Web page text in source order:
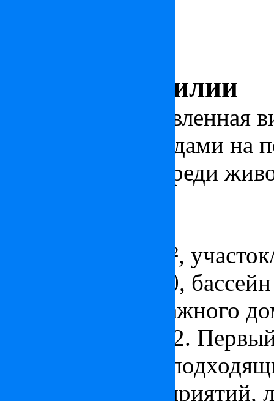
Вилла в Версилии
Полностью обновленная
панорамными видами на
раскинувшаяся среди
Площадь - 548 м²,
гараж/паркинг 10,
Площадь двухэтажного
составляет 548 м2.
салон, идеально
различных мероприятий,